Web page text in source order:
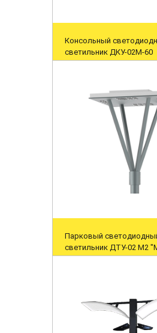
Консольный
светильник ДКУ-02М-60
Парковый
светильник ДТУ-02 M2